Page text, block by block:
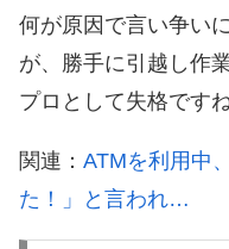
何が原因で言い争い
が、勝手に引越し作
プロとして失格ですね
関連： ATMを利用中
た！」と言われ…